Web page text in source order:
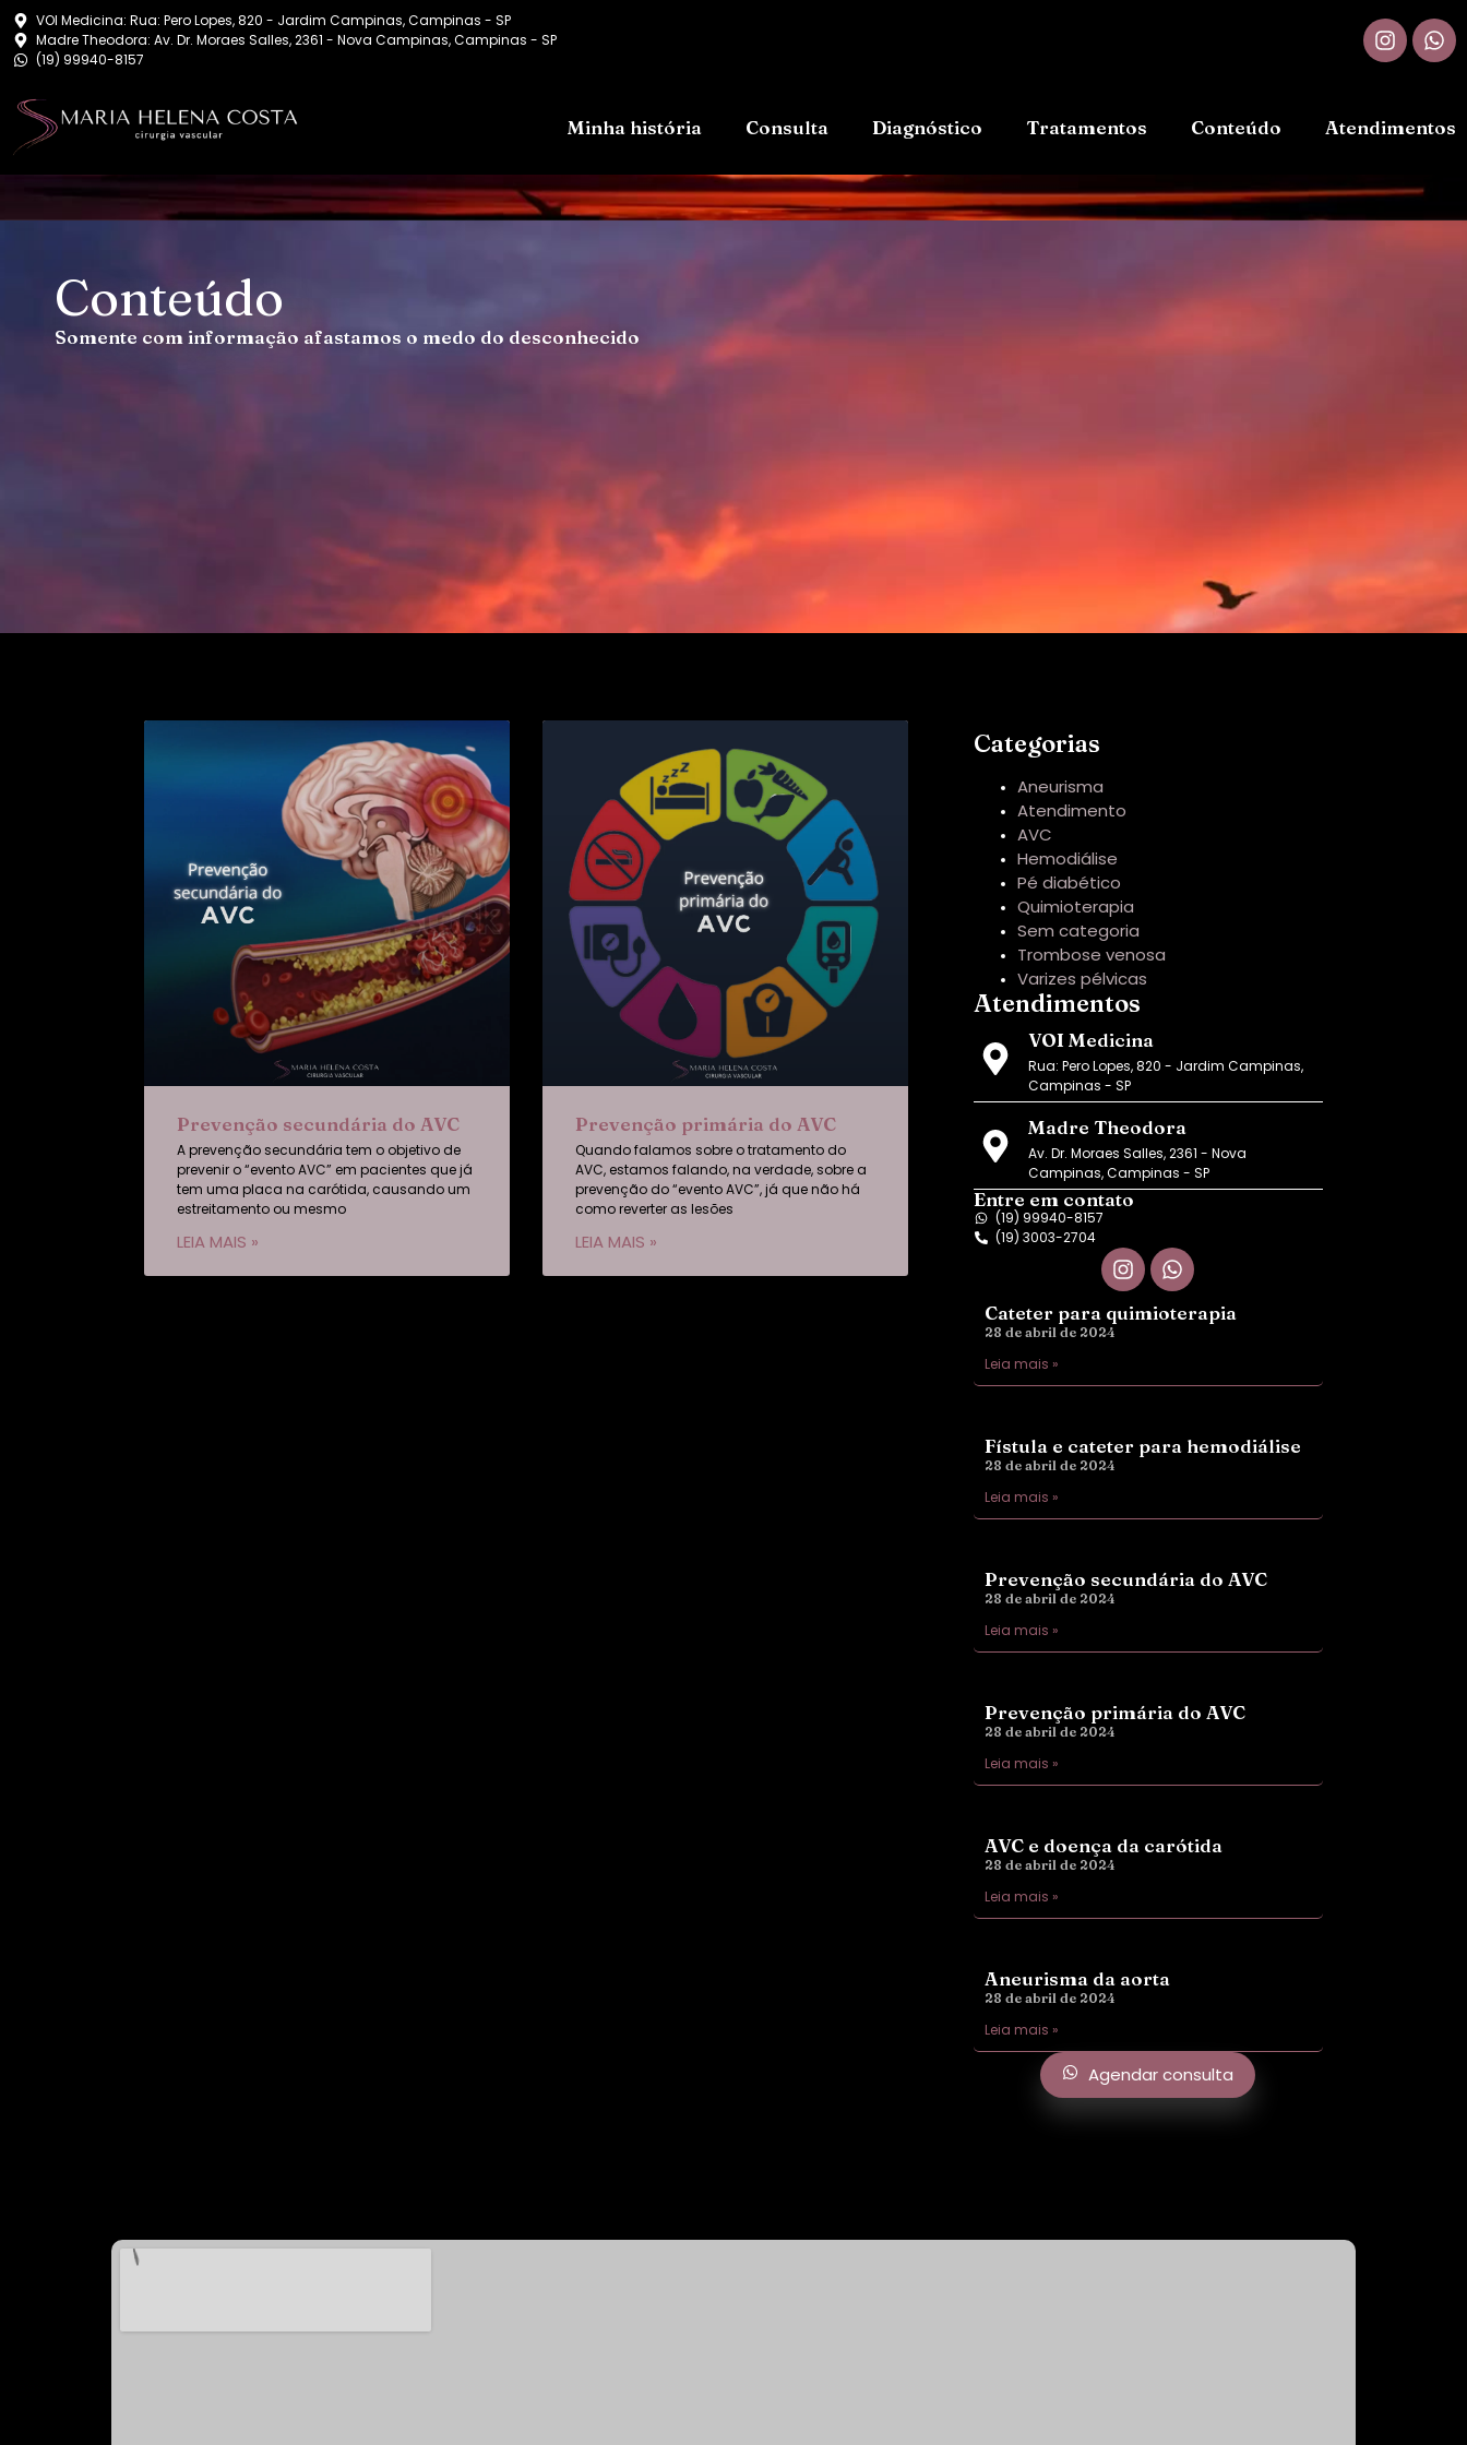
VOI Medicina: Rua: Pero Lopes, 820 - Jardim Campinas, Campinas - SP
Madre Theodora: Av. Dr. Moraes Salles, 2361 - Nova Campinas, Campinas - SP
(19) 99940-8157
Minha história Consulta Diagnóstico Tratamentos Conteúdo Atendimentos
Conteúdo
Somente com informação afastamos o medo do desconhecido
Prevenção secundária do AVC
A prevenção secundária tem o objetivo de
prevenir o “evento AVC” em pacientes que já
tem uma placa na carótida, causando um
estreitamento ou mesmo
LEIA MAIS »
Prevenção primária do AVC
Quando falamos sobre o tratamento do
AVC, estamos falando, na verdade, sobre a
prevenção do “evento AVC”, já que não há
como reverter as lesões
LEIA MAIS »
Categorias
Aneurisma
Atendimento
AVC
Hemodiálise
Pé diabético
Quimioterapia
Sem categoria
Trombose venosa
Varizes pélvicas
Atendimentos
VOI Medicina
Rua: Pero Lopes, 820 - Jardim Campinas,
Campinas - SP
Madre Theodora
Av. Dr. Moraes Salles, 2361 - Nova
Campinas, Campinas - SP
Entre em contato
(19) 99940-8157
(19) 3003-2704
Agendar consulta
Cateter para quimioterapia
28 de abril de 2024
Leia mais »
Fístula e cateter para hemodiálise
28 de abril de 2024
Leia mais »
Prevenção secundária do AVC
28 de abril de 2024
Leia mais »
Prevenção primária do AVC
28 de abril de 2024
Leia mais »
AVC e doença da carótida
28 de abril de 2024
Leia mais »
Aneurisma da aorta
28 de abril de 2024
Leia mais »